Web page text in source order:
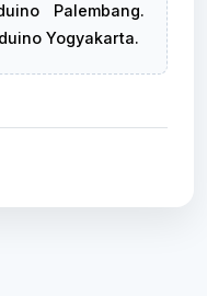
Palembang.
Yogyakarta.